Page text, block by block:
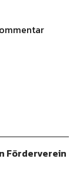
Förderverein